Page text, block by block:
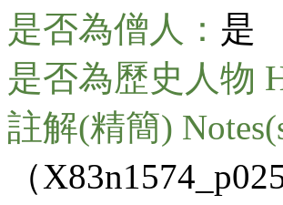
是否為僧人： 是
是否為歷史人物
註解(精簡)
（